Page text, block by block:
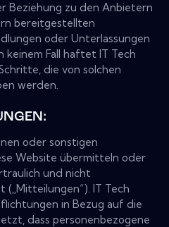
Beziehung zu den Anbietern
bereitgestellten
oder Unterlassungen
keinem Fall haftet IT Tech
die von solchen
werden.
oder sonstigen
Website übermitteln oder
und nicht
IT Tech
in Bezug auf die
dass personenbezogene